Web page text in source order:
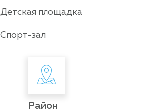
Детская площадка
Спорт-зал
Район